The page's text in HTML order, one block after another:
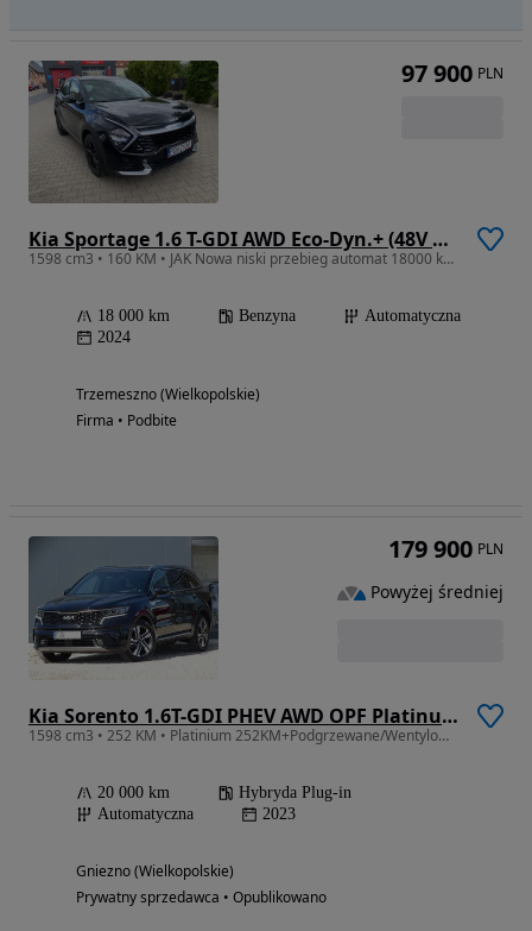
Kia Sportage 1.6 T-GDI AWD Eco-Dyn.+ (48V M-H) DCT Spirit
1598 cm3 • 160 KM • JAK Nowa niski przebieg automat 18000 km Niemcy Zarejestr
18 000 km Benzyna
Automatyczna
2024
Trzemeszno (Wielkopolskie)
Firma • Podbite
97 900 PLN
Kia Sorento 1.6T-GDI PHEV AWD OPF Platinum
1598 cm3 • 252 KM • Platinium 252KM+Podgrzewane/Wentylowane Fotele+Kierownica+Kamera+Hak
20 000 km
Hybryda Plug-in
Automatyczna
2023
Gniezno (Wielkopolskie)
Prywatny sprzedawca • Opublikowano
179 900 PLN
Powyżej średniej